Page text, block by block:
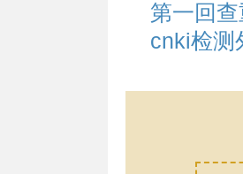
第一回
cnki检测